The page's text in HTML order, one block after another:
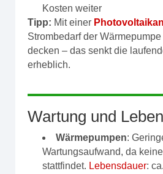
Kosten weiter
Tipp: Mit einer
Strombedarf der
decken – das senkt die
erheblich.
Wartung und
Wärmepumpen:
Wartungsaufwand, da
stattfindet. Lebensdauer: